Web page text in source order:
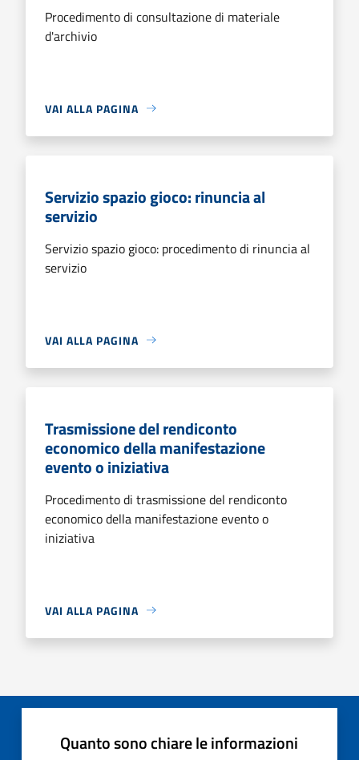
Procedimento di consultazione di materiale
d'archivio
VAI ALLA PAGINA
Servizio spazio gioco: rinuncia al
servizio
Servizio spazio gioco: procedimento di rinuncia al
servizio
VAI ALLA PAGINA
Trasmissione del rendiconto
economico della manifestazione
evento o iniziativa
Procedimento di trasmissione del rendiconto
economico della manifestazione evento o
iniziativa
VAI ALLA PAGINA
Quanto sono chiare le informazioni